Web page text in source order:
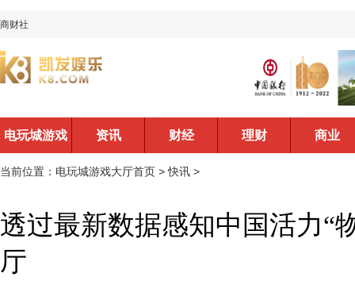
商财社
电玩城游戏
大厅首页
资讯 财经 理财 商业
当前位置： 电玩城游戏大厅首页 >快讯 >
透过最新数据感知中国活力“
厅